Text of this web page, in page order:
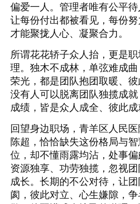
偏爱一人。管理者唯有公平待
让每份付出都被看见，每份努
才能聚拢人心、凝聚合力。
所谓花花轿子众人抬，更是
理。独木不成林，单弦难成
荣光，都是团队抱团取暖、彼
没有人可以脱离团队独揽成
成绩，皆是众人成全、彼此成
回望身边职场，青羊区人民
陈超，恰恰缺失这份格局与
位，却不懂雨露均沾，处事偏
资源独享、功劳独揽，忽视
成长。长期的不公对待，让
阂，彼此对立、心生嫌隙，